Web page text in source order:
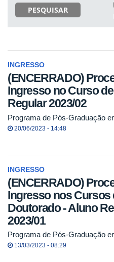
PESQUISAR
INGRESSO
(ENCERRADO)
Ingresso no Curso
Regular 2023/02
Programa de Pós-Graduação
20/06/2023 - 14:48
INGRESSO
(ENCERRADO)
Ingresso nos Cursos
Doutorado - Aluno
2023/01
Programa de Pós-Graduação
13/03/2023 - 08:29